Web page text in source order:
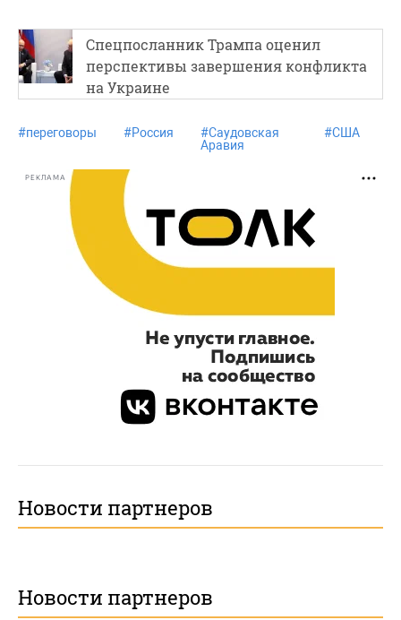
Спецпосланник Трампа оценил
перспективы завершения конфликта
на Украине
#переговоры #Россия #Саудовская
Аравия
#США
РЕКЛАМА
Новости партнеров
Новости партнеров